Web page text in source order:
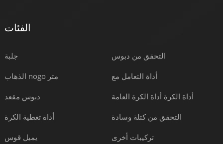
الفئات
جلبة التحقق من دبوس
الذهاب nogo متر أداة التعامل مع
دبوس مقعد أداة الكرة أداة الكرة العامة
أداة تغطية الكرة التحقق من كتلة وسادة
يميل قوس تركيبات أخرى